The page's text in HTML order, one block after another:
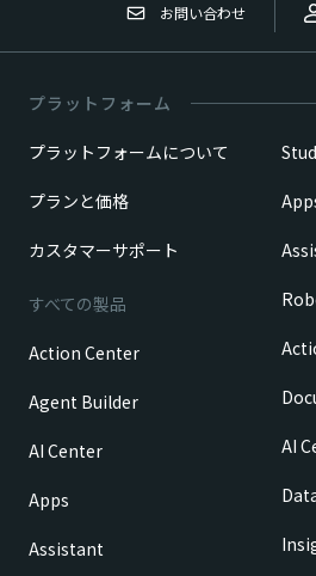
お問い合わせ
プラットフォーム
プラットフォームについて
プランと価格
カスタマーサポート
すべての製品
Action Center
Agent Builder
AI Center
Apps
Assistant
AI